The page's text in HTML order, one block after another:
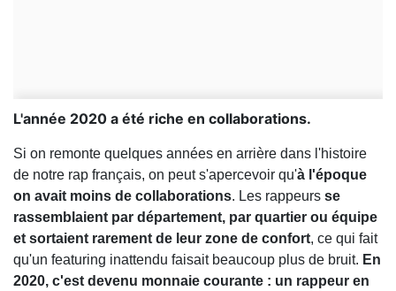
L'année 2020 a été riche en collaborations.
Si on remonte quelques années en arrière dans l'histoire
de notre rap français, on peut s'apercevoir qu'à l'époque
on avait moins de collaborations. Les rappeurs se
rassemblaient par département, par quartier ou équipe
et sortaient rarement de leur zone de confort, ce qui fait
qu'un featuring inattendu faisait beaucoup plus de bruit. En
2020, c'est devenu monnaie courante : un rappeur en